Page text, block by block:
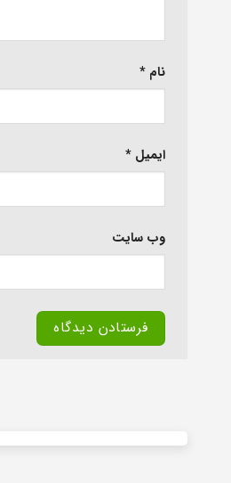
نام *
ایمیل *
وب‌ سایت